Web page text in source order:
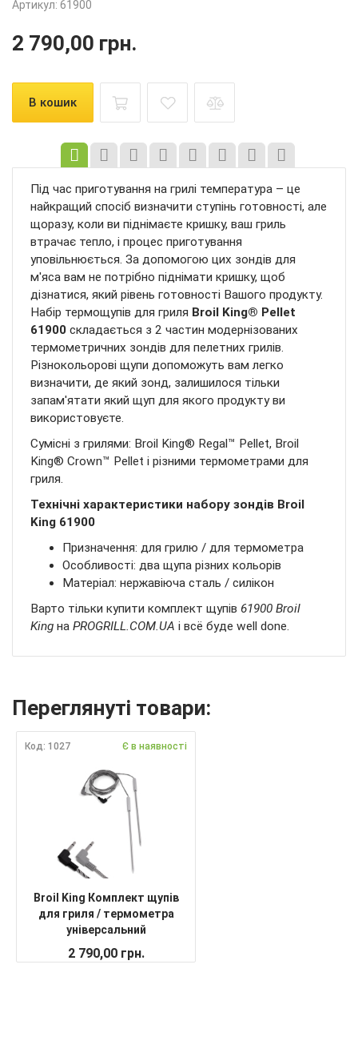
Артикул: 61900
2 790,00 грн.
В кошик
Під час приготування на грилі температура – ​​це
найкращий спосіб визначити ступінь готовності, але
щоразу, коли ви піднімаєте кришку, ваш гриль
втрачає тепло, і процес приготування
уповільнюється. За допомогою цих зондів для
м'яса вам не потрібно піднімати кришку, щоб
дізнатися, який рівень готовності Вашого продукту.
Набір термощупів для гриля Broil King® Pellet
61900складається з 2 частин модернізованих
термометричних зондів для пелетних грилів.
Різнокольорові щупи допоможуть вам легко
визначити, де який зонд, залишилося тільки
запам'ятати який щуп для якого продукту ви
використовуєте.
Сумісні з грилями: Broil King® Regal™ Pellet, Broil
King® Crown™ Pellet і різними термометрами для
гриля.
Технічні характеристики набору зондів Broil
King 61900
Призначення: для грилю / для термометра
Особливості: два щупа різних кольорів
Матеріал: нержавіюча сталь / силікон
Варто тільки купити комплект щупів 61900 Broil
King на PROGRILL.COM.UA і всё буде well done.
Переглянуті товари:
Код: 1027 Є в наявності
Broil King Комплект щупів
для гриля / термометра
універсальний
2 790,00 грн.